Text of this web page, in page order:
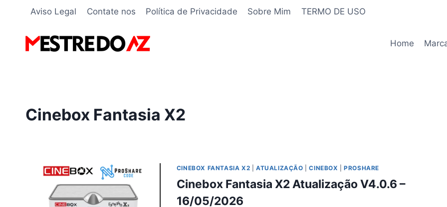
Conteúdo
Aviso Legal Contate nos Política de Privacidade Sobre Mim TERMO DE USO
Home
Cinebox Fantasia X2
CINEBOX FANTASIA X2 ATUALIZAÇÃO |CINEBOX |PROSHARE
Cinebox Fantasia X2 Atualização V4.0.6 –
16/05/2026